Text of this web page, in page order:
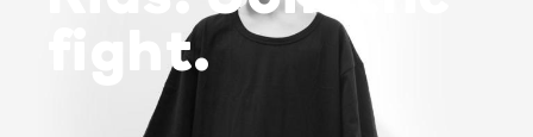
fight.